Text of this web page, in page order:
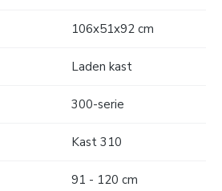
106x51x92 cm
Laden kast
300-serie
Kast 310
91 - 120 cm